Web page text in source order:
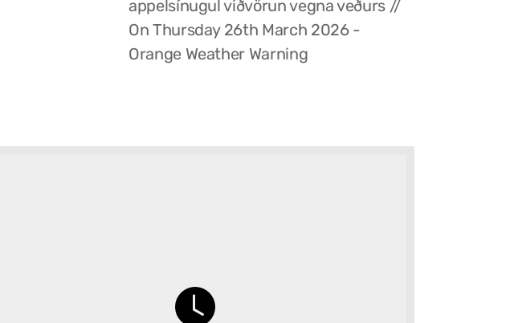
appelsínugul viðvörun vegna veðurs //
On Thursday 26th March 2026 -
Orange Weather Warning